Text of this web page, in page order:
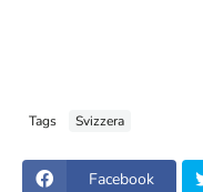
Tags Svizzera
Facebook